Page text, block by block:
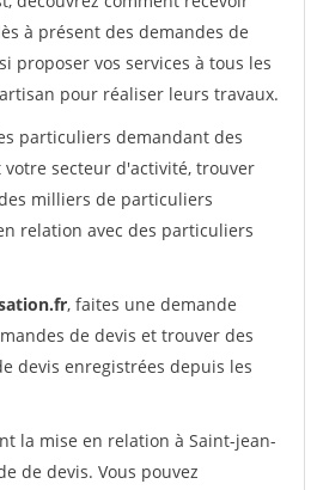
à présent des demandes de
proposer vos services à tous les
pour réaliser leurs travaux.
particuliers demandant des
secteur d'activité, trouver
milliers de particuliers
relation avec des particuliers
, faites une demande
de devis et trouver des
devis enregistrées depuis les
la mise en relation à Saint-jean-
de devis. Vous pouvez